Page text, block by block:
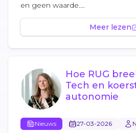
en geen waarde....
Meer lezen
Hoe RUG
Tech en
autonomie
Nieuws 27-03-2026